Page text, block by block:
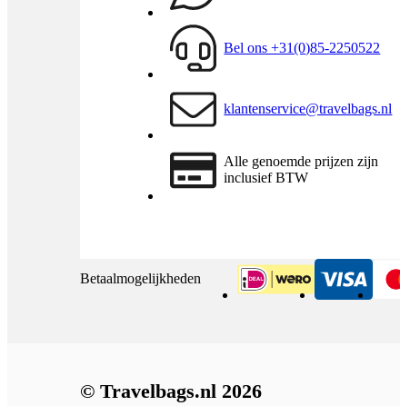
Bel ons +31(0)85-2250522
klantenservice@travelbags.nl
Alle genoemde prijzen zijn
inclusief BTW
Betaalmogelijkheden iDeal Visa
© Travelbags.nl 2026